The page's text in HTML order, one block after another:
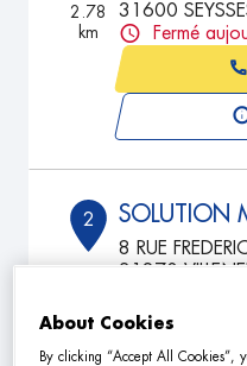
2.78
km
31600
Fermé
2 SOLUTION
8 RUE
31270
About Cookies
By clicking “Accept All Cookies”,